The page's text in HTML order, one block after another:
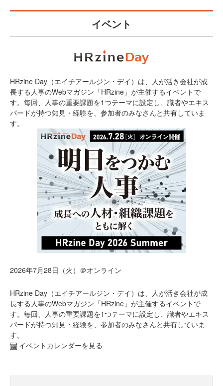
イベント
HRzine Day（エイチアールジン・デイ）は、人が活き会社が成
長する人事のWebマガジン「HRzine」が主催するイベントで
す。毎回、人事の重要課題を1つテーマに設定し、識者やエキス
パードが持つ知見・経験を、参加者のみなさんと共有していま
す。
2026年7月28日（火）＠オンライン
HRzine Day（エイチアールジン・デイ）は、人が活き会社が成
長する人事のWebマガジン「HRzine」が主催するイベントで
す。毎回、人事の重要課題を1つテーマに設定し、識者やエキス
パードが持つ知見・経験を、参加者のみなさんと共有していま
す。
イベントカレンダーを見る